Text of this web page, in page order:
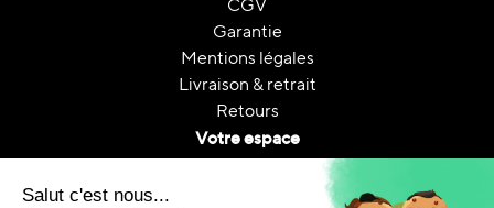
CGV
Garantie
Mentions légales
Livraison & retrait
Retours
Votre espace